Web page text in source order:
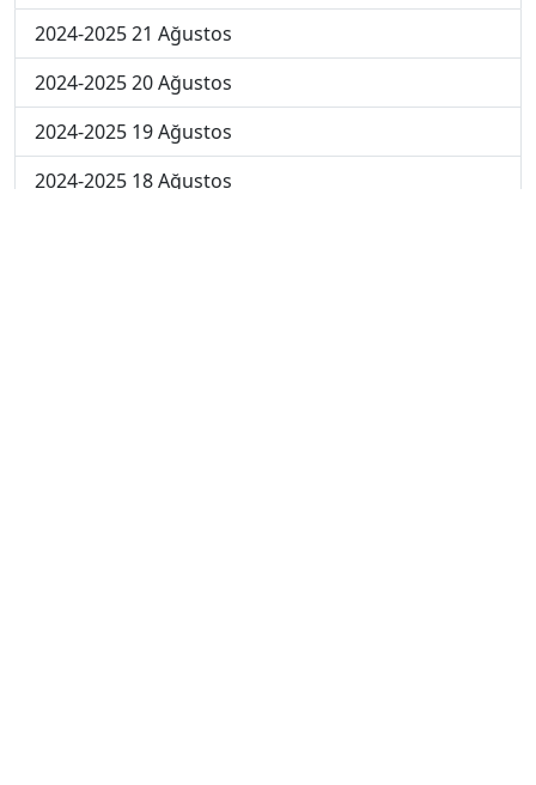
2024-2025 21 Ağustos
2024-2025 20 Ağustos
2024-2025 19 Ağustos
2024-2025 18 Ağustos